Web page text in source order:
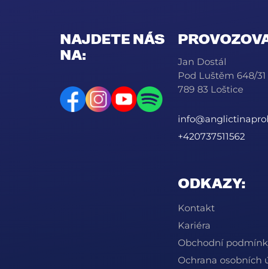
NAJDETE NÁS
NA:
Jan Dostál
Pod Luštěm 648/31
789 83 Loštice
+420737511562
ODKAZY:
Kontakt
Kariéra
Obchodní
Ochrana osobních